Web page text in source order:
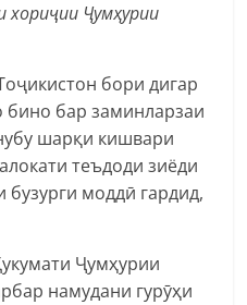
хориҷии Ҷумҳурии
бори дигар
бар заминларзаи
шарқи кишвари
теъдоди зиёди
моддӣ гардид,
Ҷумҳурии
намудани гурӯҳи